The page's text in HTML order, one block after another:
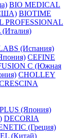
BIO MEDICAL
BIOTIME
PROFESSIONAL
(Испания)
CEFINE
C (Южная
CHOLLEY
(Япония)
DECORIA
(Греция)
(Китай)